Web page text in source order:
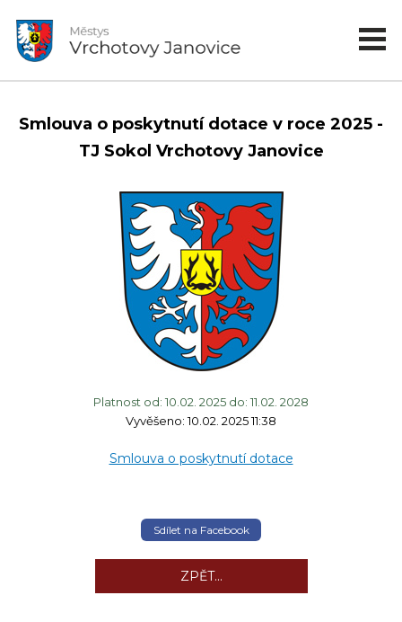
Smlouva o poskytnutí dotace v roce 2025 -
TJ Sokol Vrchotovy Janovice
Platnost od: 10.02. 2025 do: 11.02. 2028
Vyvěšeno: 10.02. 2025 11:38
Smlouva o poskytnutí dotace
Sdílet na Facebook
ZPĚT...